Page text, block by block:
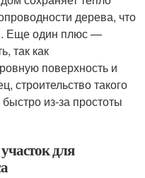
дерева, что
Еще один плюс —
так как
поверхность и
строительство такого
из-за простоты
для